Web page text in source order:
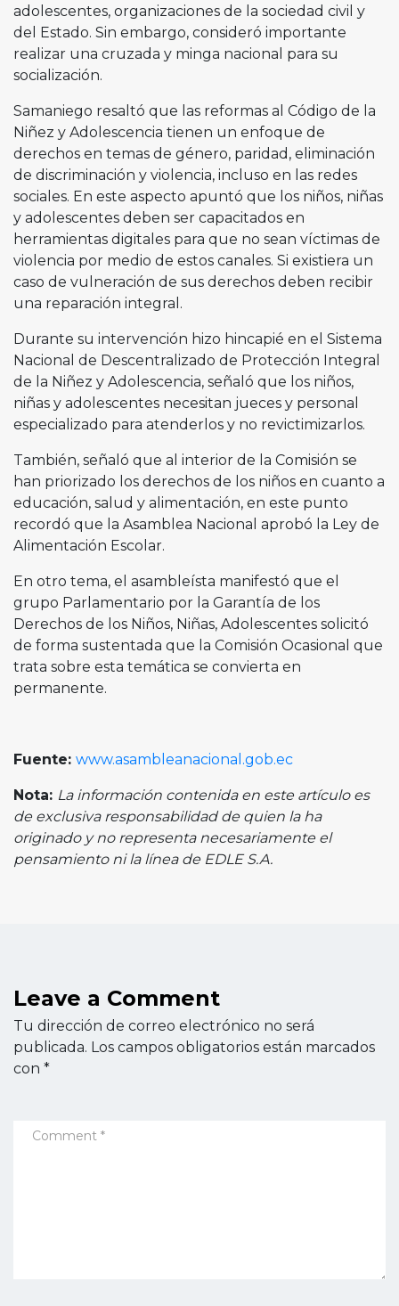
adolescentes, organizaciones de la sociedad civil y
del Estado. Sin embargo, consideró importante
realizar una cruzada y minga nacional para su
socialización.
Samaniego resaltó que las reformas al Código de la
Niñez y Adolescencia tienen un enfoque de
derechos en temas de género, paridad, eliminación
de discriminación y violencia, incluso en las redes
sociales. En este aspecto apuntó que los niños, niñas
y adolescentes deben ser capacitados en
herramientas digitales para que no sean víctimas de
violencia por medio de estos canales. Si existiera un
caso de vulneración de sus derechos deben recibir
una reparación integral.
Durante su intervención hizo hincapié en el Sistema
Nacional de Descentralizado de Protección Integral
de la Niñez y Adolescencia, señaló que los niños,
niñas y adolescentes necesitan jueces y personal
especializado para atenderlos y no revictimizarlos.
También, señaló que al interior de la Comisión se
han priorizado los derechos de los niños en cuanto a
educación, salud y alimentación, en este punto
recordó que la Asamblea Nacional aprobó la Ley de
Alimentación Escolar.
En otro tema, el asambleísta manifestó que el
grupo Parlamentario por la Garantía de los
Derechos de los Niños, Niñas, Adolescentes solicitó
de forma sustentada que la Comisión Ocasional que
trata sobre esta temática se convierta en
permanente.
Fuente: www.asambleanacional.gob.ec
Nota: La información contenida en este artículo es
de exclusiva responsabilidad de quien la ha
originado y no representa necesariamente el
pensamiento ni la línea de EDLE S.A.
Leave a Comment
Tu dirección de correo electrónico no será
publicada. Los campos obligatorios están marcados
con *